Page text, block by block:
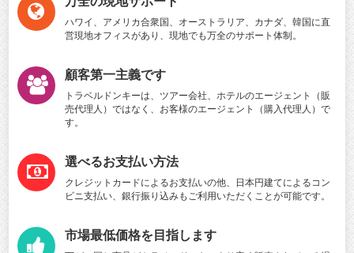
ハワイ、アメリカ合衆国、オーストラリア、カナダ、韓国に直
営現地オフィスがあり、現地でも万全のサポート体制。
顧客第一主義です
トラベルドンキーは、ツアー会社、ホテルのエージェント（販
売代理人）ではなく、お客様のエージェント（購入代理人）で
す。
選べるお支払い方法
クレジットカードによるお支払いの他、日本円建てによるコン
ビニ支払い、銀行振り込みもご利用いただくことが可能です。
市場最低価格を目指します